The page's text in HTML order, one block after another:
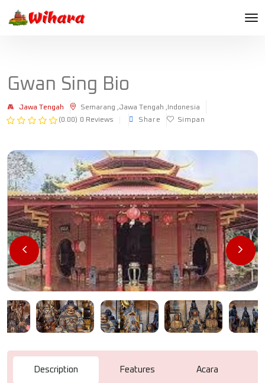
Gwan Sing Bio
Jawa Tengah
Semarang ,Jawa Tengah ,Indonesia
(0.00) 0 Reviews Share Simpan
Description Features Acara